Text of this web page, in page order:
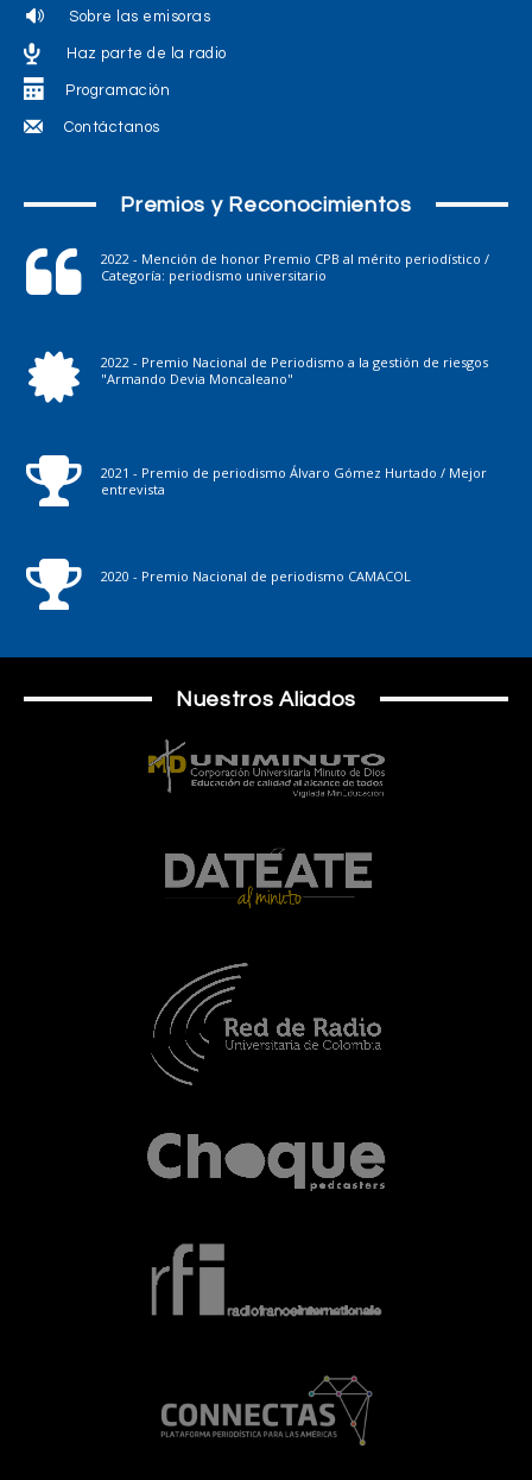
Sobre las emisoras
Haz parte de la radio
Programación
Contáctanos
Premios y Reconocimientos
2022 - Mención de honor Premio CPB al mérito periodístico /
Categoría: periodismo universitario
2022 - Premio Nacional de Periodismo a la gestión de riesgos
"Armando Devia Moncaleano"
2021 - Premio de periodismo Álvaro Gómez Hurtado / Mejor
entrevista
2020 - Premio Nacional de periodismo CAMACOL
Nuestros Aliados